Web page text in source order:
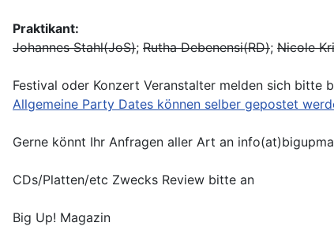
Praktikant:
Johannes Stahl(JoS); Rutha Debenensi(RD); Nicole
Festival oder Konzert Veranstalter melden sich bitte
Allgemeine Party Dates können selber gepostet
Gerne könnt Ihr Anfragen aller Art an
CDs/Platten/etc Zwecks Review bitte an
Big Up! Magazin